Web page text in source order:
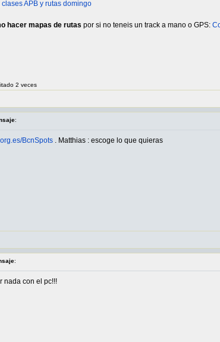
APB y rutas domingo
hacer mapas de rutas por si no teneis un track a mano o GPS:
2 veces
:
BcnSpots . Matthias : escoge lo que quieras
:
nada con el pc!!!